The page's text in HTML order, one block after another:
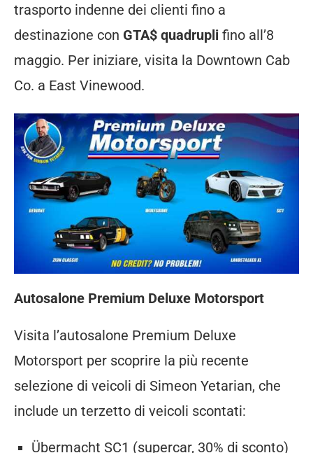
trasporto indenne dei clienti fino a
destinazione con GTA$ quadrupli fino all’8
maggio. Per iniziare, visita la Downtown Cab
Co. a East Vinewood.
Autosalone Premium Deluxe Motorsport
Visita l’autosalone Premium Deluxe
Motorsport per scoprire la più recente
selezione di veicoli di Simeon Yetarian, che
include un terzetto di veicoli scontati:
Übermacht SC1 (supercar, 30% di sconto)